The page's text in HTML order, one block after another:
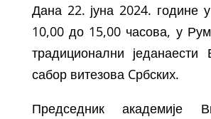
Дана 22. јуна 2024. године
10,00 до 15,00 часова, у
традиционални једанаести
сабор витезова Cрбскиx.
Председник академије